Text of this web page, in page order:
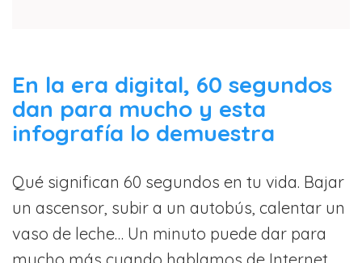
En la era digital, 60 segundos
dan para mucho y esta
infografía lo demuestra
Qué significan 60 segundos en tu vida. Bajar
un ascensor, subir a un autobús, calentar un
vaso de leche… Un minuto puede dar para